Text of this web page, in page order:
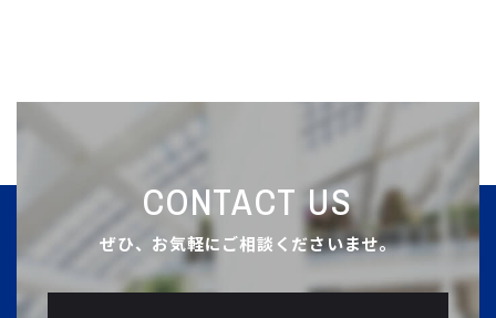
CONTACT US
ぜひ、お気軽にご相談くださいませ。